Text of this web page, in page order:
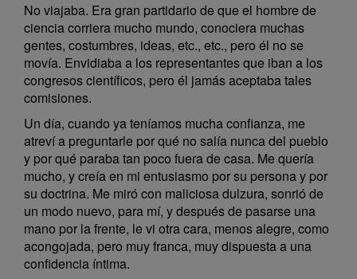
No viajaba. Era gran partidario de que el hombre de
ciencia corriera mucho mundo, conociera muchas
gentes, costumbres, ideas, etc., etc., pero él no se
movía. Envidiaba a los representantes que iban a los
congresos científicos, pero él jamás aceptaba tales
comisiones.
Un día, cuando ya teníamos mucha confianza, me
atreví a preguntarle por qué no salía nunca del pueblo
y por qué paraba tan poco fuera de casa. Me quería
mucho, y creía en mi entusiasmo por su persona y por
su doctrina. Me miró con maliciosa dulzura, sonrió de
un modo nuevo, para mí, y después de pasarse una
mano por la frente, le vi otra cara, menos alegre, como
acongojada, pero muy franca, muy dispuesta a una
confidencia íntima.